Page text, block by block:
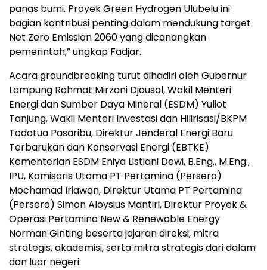
panas bumi. Proyek Green Hydrogen Ulubelu ini
bagian kontribusi penting dalam mendukung target
Net Zero Emission 2060 yang dicanangkan
pemerintah,” ungkap Fadjar.
Acara groundbreaking turut dihadiri oleh Gubernur
Lampung Rahmat Mirzani Djausal, Wakil Menteri
Energi dan Sumber Daya Mineral (ESDM) Yuliot
Tanjung, Wakil Menteri Investasi dan Hilirisasi/BKPM
Todotua Pasaribu, Direktur Jenderal Energi Baru
Terbarukan dan Konservasi Energi (EBTKE)
Kementerian ESDM Eniya Listiani Dewi, B.Eng., M.Eng.,
IPU, Komisaris Utama PT Pertamina (Persero)
Mochamad Iriawan, Direktur Utama PT Pertamina
(Persero) Simon Aloysius Mantiri, Direktur Proyek &
Operasi Pertamina New & Renewable Energy
Norman Ginting beserta jajaran direksi, mitra
strategis, akademisi, serta mitra strategis dari dalam
dan luar negeri.